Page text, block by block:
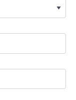
Blendschutz
für